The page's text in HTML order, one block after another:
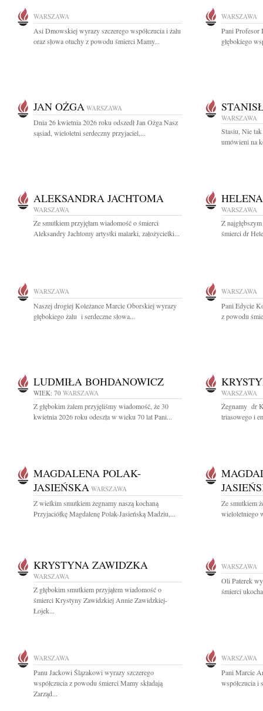
WARSZAWA
Asi Dmowskiej wyrazy szczerego współczucia i żalu
oraz słowa otuchy z powodu śmierci Mamy...
WARSZAWA
Pani Profesor
głębokiego
JAN OŻGA WARSZAWA
Dnia 26 kwietnia 2026 roku odszedł Jan Ożga Nasz
sąsiad, wieloletni serdeczny przyjaciel,...
WARSZAWA
Stasiu, Nie
umówieni na
ALEKSANDRA JACHTOMA
WARSZAWA
Ze smutkiem przyjęłam wiadomość o śmierci
Aleksandry Jachtomy artystki malarki, założycielki...
WARSZAWA
Z
śmierci dr
WARSZAWA
Naszej drogiej Koleżance Marcie Oborskiej wyrazy
głębokiego żalu i serdeczne słowa...
WARSZAWA
Pani Edycie
z powodu
LUDMIŁA BOHDANOWICZ
WIEK: 70 WARSZAWA
Z głębokim żalem przyjęliśmy wiadomość, że 30
kwietnia 2026 roku odeszła w wieku 70 lat Pani...
WARSZAWA
Żegnamy dr
triasowego i
MAGDALENA POLAK-
JASIEŃSKA WARSZAWA
Z wielkim smutkiem żegnamy naszą kochaną
Przyjaciółkę Magdalenę Polak-Jasieńską Madziu,...
Ze smutkiem
wieloletniego
KRYSTYNA ZAWIDZKA
WARSZAWA
Z głębokim smutkiem przyjąłem wiadomość o
śmierci Krystyny Zawidzkiej Annie Zawidzkiej-
Łojek...
WARSZAWA
Oli Paterek
śmierci
WARSZAWA
Panu Jackowi Ślązakowi wyrazy szczerego
współczucia z powodu śmierci Mamy składają
Zarząd...
WARSZAWA
Pani Marcie
współczucia i